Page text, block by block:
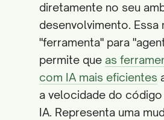
diretamente no seu
desenvolvimento. Essa
"ferramenta" para
permite que as
com IA mais eficientes
a velocidade do
IA. Representa uma